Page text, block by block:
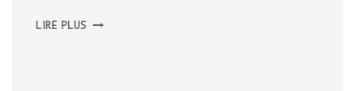
LIRE PLUS ROCHER